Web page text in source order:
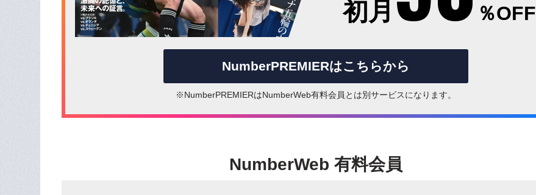
初月 ％OFF
NumberPREMIERはこちらから
※NumberPREMIERはNumberWeb有料会員とは別サービスになります。
NumberWeb 有料会員